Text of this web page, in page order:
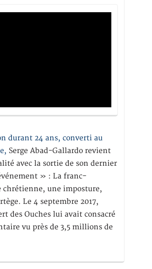
durant 24 ans, converti au
Serge Abad-Gallardo revient
avec la sortie de son dernier
» : La franc-
chrétienne, une imposture,
Le 4 septembre 2017,
des Ouches lui avait consacré
vu près de 3,5 millions de